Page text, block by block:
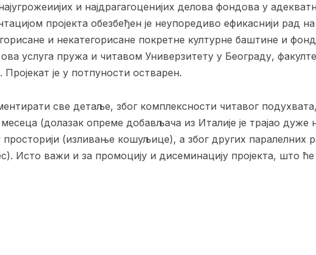
и најдрагагоценијих делова фондова у
пројекта обезбеђен је неупоредиво ефикаснији рад на
и некатегорисане покретне културне баштине и
услуга пружа и читавом Универзитету у Београду,
је у потпуности остварен.
све детаље, због комплексности читавог
(долазак опреме добављача из Италије је трајао дуже
(изливање кошуљице), а због других паралелних
Исто важи и за промоцију и дисеминацију пројекта, што ће